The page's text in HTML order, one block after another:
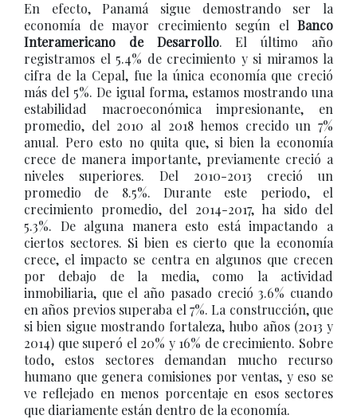
En efecto, Panamá sigue demostrando ser la
economía de mayor crecimiento según el Banco
Interamericano de Desarrollo. El último año
registramos el 5.4% de crecimiento y si miramos la
cifra de la Cepal, fue la única economía que creció
más del 5%. De igual forma, estamos mostrando una
estabilidad macroeconómica impresionante, en
promedio, del 2010 al 2018 hemos crecido un 7%
anual. Pero esto no quita que, si bien la economía
crece de manera importante, previamente creció a
niveles superiores. Del 2010-2013 creció un
promedio de 8.5%. Durante este periodo, el
crecimiento promedio, del 2014-2017, ha sido del
5.3%. De alguna manera esto está impactando a
ciertos sectores. Si bien es cierto que la economía
crece, el impacto se centra en algunos que crecen
por debajo de la media, como la actividad
inmobiliaria, que el año pasado creció 3.6% cuando
en años previos superaba el 7%. La construcción, que
si bien sigue mostrando fortaleza, hubo años (2013 y
2014) que superó el 20% y 16% de crecimiento. Sobre
todo, estos sectores demandan mucho recurso
humano que genera comisiones por ventas, y eso se
ve reflejado en menos porcentaje en esos sectores
que diariamente están dentro de la economía.